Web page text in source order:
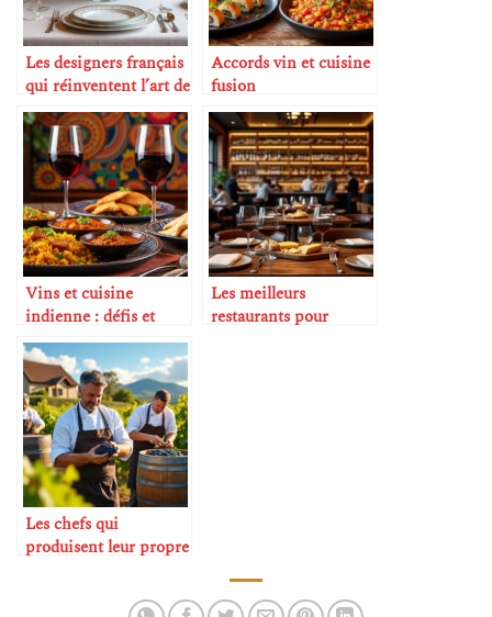
Les designers français
qui réinventent l’art de
la table
Accords vin et cuisine
fusion
Vins et cuisine
indienne : défis et
réussites
Les meilleurs
restaurants pour
Les chefs qui
produisent leur propre